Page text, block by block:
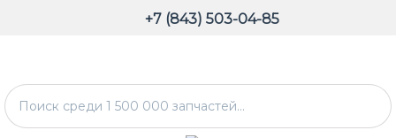
+7 (843) 503-04-85